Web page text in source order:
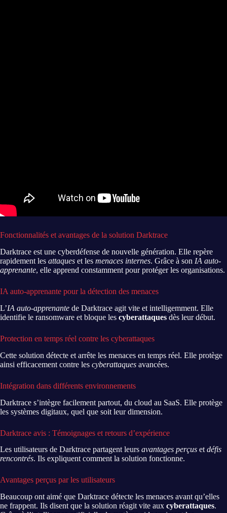
Fonctionnalités et avantages de la solution Darktrace
Darktrace est une cyberdéfense de nouvelle génération. Elle repère
rapidement les attaques et les menaces internes. Grâce à son IA auto-
apprenante, elle apprend constamment pour protéger les organisations.
IA auto-apprenante pour la détection des menaces
L’IA auto-apprenante de Darktrace agit vite et intelligemment. Elle
identifie le ransomware et bloque les cyberattaques dès leur début.
Protection en temps réel contre les cyberattaques
Cette solution détecte et arrête les menaces en temps réel. Elle protège
ainsi efficacement contre les cyberattaques avancées.
Intégration dans différents environnements
Darktrace s’intègre facilement partout, du cloud au SaaS. Elle protège
les systèmes digitaux, quel que soit leur dimension.
Darktrace avis : Témoignages et retours d’expérience
Les utilisateurs de Darktrace partagent leurs avantages perçus et défis
rencontrés. Ils expliquent comment la solution fonctionne.
Avantages perçus par les utilisateurs
Beaucoup ont aimé que Darktrace détecte les menaces avant qu’elles
ne frappent. Ils disent que la solution réagit vite aux cyberattaques.